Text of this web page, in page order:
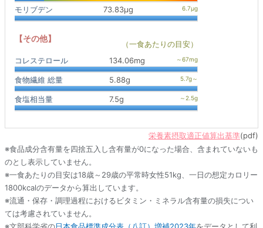
モリブデン 73.83μg
【その他】
（一食あたりの目安）
コレステロール
134.06mg
食物繊維 総量 5.88g
食塩相当量 7.5g
栄養素摂取適正値算出基準(pdf)
※食品成分含有量を四捨五入し含有量が0になった場合、含まれていないも
のとし表示していません。
※一食あたりの目安は18歳～29歳の平常時女性51kg、一日の想定カロリー
1800kcalのデータから算出しています。
※流通・保存・調理過程におけるビタミン・ミネラル含有量の損失につい
ては考慮されていません。